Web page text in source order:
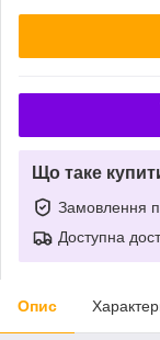
Що таке
Замовлення
Доступна
Опис